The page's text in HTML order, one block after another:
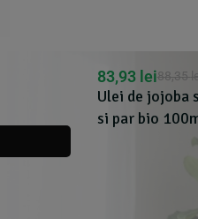
Ulei de jojoba
si par bio
88,35lei
83,93 lei